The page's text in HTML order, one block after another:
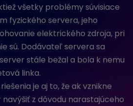
všetky problémy súvisiace
fyzického servera, jeho
elektrického zdroja, pri
sú. Dodávateľ servera sa
stále bežal a bola k nemu
linka.
je aj to, že ak vznikne
z dôvodu narastajúceho